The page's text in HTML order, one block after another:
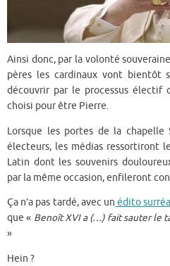
Ainsi donc, par la volonté
pères les cardinaux vont bientôt
découvrir par le processus électif
choisi pour être Pierre.
Lorsque les portes de la
électeurs, les médias ressortiront
Latin dont les souvenirs
par la même occasion, enfileront
Ça n’a pas tardé, avec un édito
que « Benoît XVI a (…) fait sauter le
»
Hein ?